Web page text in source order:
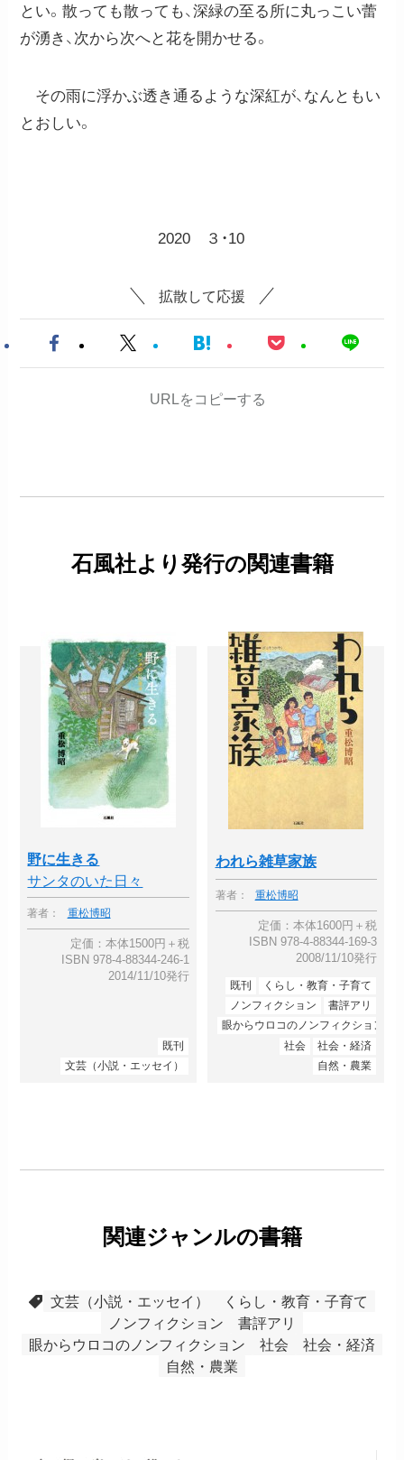
とい。散っても散っても、深緑の至る所に丸っこい蕾
が湧き、次から次へと花を開かせる。
その雨に浮かぶ透き通るような深紅が、なんともい
とおしい。
2020 ３・10
拡散して応援
URLをコピーする
石風社より発行の関連書籍
野に生きる
サンタのいた日々
著者： 重松博昭
定価：本体1500円＋税
ISBN 978-4-88344-246-1
2014/11/10発行
既刊
文芸（小説・エッセイ）
われら雑草家族
著者： 重松博昭
定価：本体1600円＋税
ISBN 978-4-88344-169-3
2008/11/10発行
既刊
くらし・教育・子育て
ノンフィクション
書評アリ
眼からウロコのノンフィクション
社会
社会・経済
自然・農業
関連ジャンルの書籍
文芸（小説・エッセイ）
くらし・教育・子育て
ノンフィクション
書評アリ
眼からウロコのノンフィクション
社会
社会・経済
自然・農業